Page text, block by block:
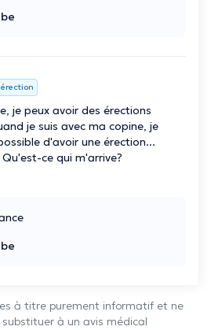
je peux avoir des érections
je suis avec ma copine, je
d'avoir une érection...
ce qui m'arrive?
à titre purement informatif et ne
à un avis médical